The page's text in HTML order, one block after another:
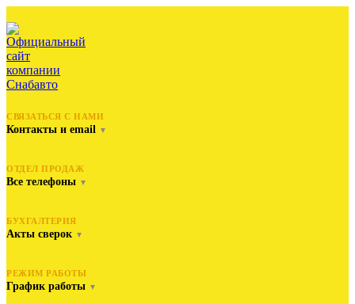
СВЯЗАТЬСЯ С НАМИ
Контакты и email ▼
ОТДЕЛ ПРОДАЖ
Все телефоны ▼
БУХГАЛТЕРИЯ
Акты сверок ▼
РЕЖИМ РАБОТЫ
График работы ▼